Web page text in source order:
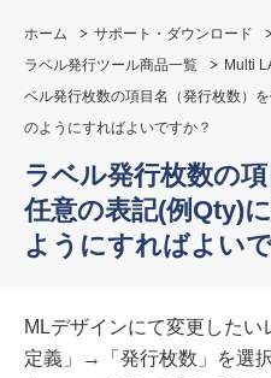
ホーム サポート・ダウンロード
ラベル発行ツール商品一覧
Multi
ベル発行枚数の項目名（発行枚数）
のようにすればよいですか？
ラベル発行枚数の
任意の表記(例Qty)
ようにすればよい
MLデザインにて変更した
定義」→「発行枚数」を選